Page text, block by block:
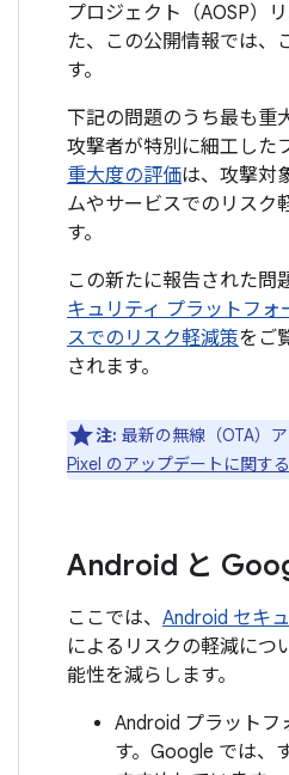
プロジェクト（AOSP）
た、この公開情報では、
す。
下記の問題のうち最も重
攻撃者が特別に細工した
重大度の評価は、攻撃対
ムやサービスでのリスク
す。
この新たに報告された問
キュリティ プラットフォ
スでのリスク軽減策をご
されます。
注: 最新の無線（OTA）
Pixel のアップデートに関す
Android と
ここでは、 Android セキ
によるリスクの軽減につ
能性を減らします。
Android プラットフ
す。Google では、